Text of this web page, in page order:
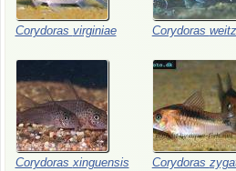
Corydoras virginiae Corydoras
Corydorasxinguensis Corydoras